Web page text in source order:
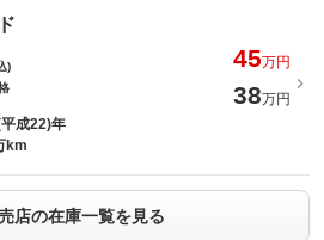
)
45万円
38万円
成22)年
km
店の在庫一覧を見る